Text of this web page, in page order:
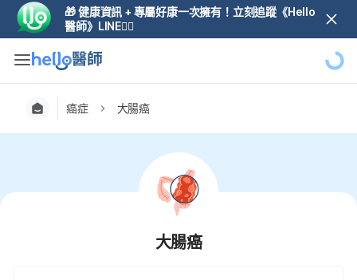
🎁 健康資訊 + 專屬好康一次擁有！立刻追蹤《Hello
醫師》LINE👆🏼
癌症 大腸癌
大腸癌